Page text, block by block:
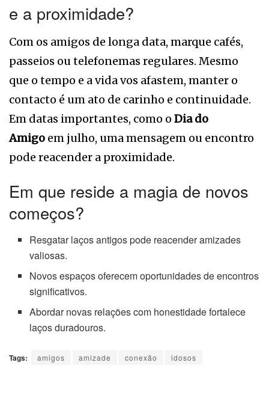
e a proximidade?
Com os amigos de longa data, marque cafés,
passeios ou telefonemas regulares. Mesmo
que o tempo e a vida vos afastem, manter o
contacto é um ato de carinho e continuidade.
Em datas importantes, como o Dia do
Amigo em julho, uma mensagem ou encontro
pode reacender a proximidade.
Em que reside a magia de novos
começos?
Resgatar laços antigos pode reacender amizades
valiosas.
Novos espaços oferecem oportunidades de encontros
significativos.
Abordar novas relações com honestidade fortalece
laços duradouros.
Tags: amigos amizade conexão idosos